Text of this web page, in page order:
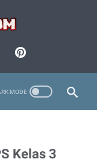
Kelas 3